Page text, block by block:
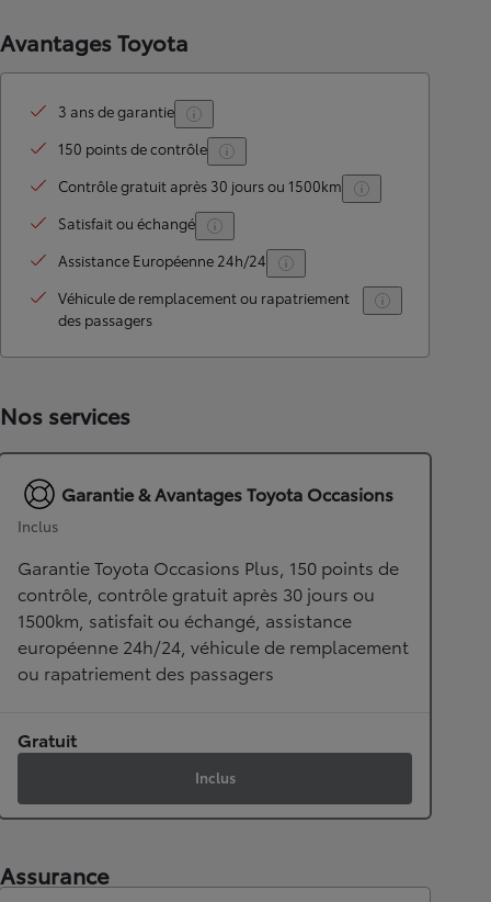
Avantages Toyota
3 ans de garantie
150 points de contrôle
Contrôle gratuit après 30 jours ou 1500km
Satisfait ou échangé
Assistance Européenne 24h/24
Véhicule de remplacement ou rapatriement
des passagers
Nos services
Garantie & Avantages Toyota Occasions
Inclus
Garantie Toyota Occasions Plus, 150 points de
contrôle, contrôle gratuit après 30 jours ou
1500km, satisfait ou échangé, assistance
européenne 24h/24, véhicule de remplacement
ou rapatriement des passagers
Gratuit
Inclus
Assurance